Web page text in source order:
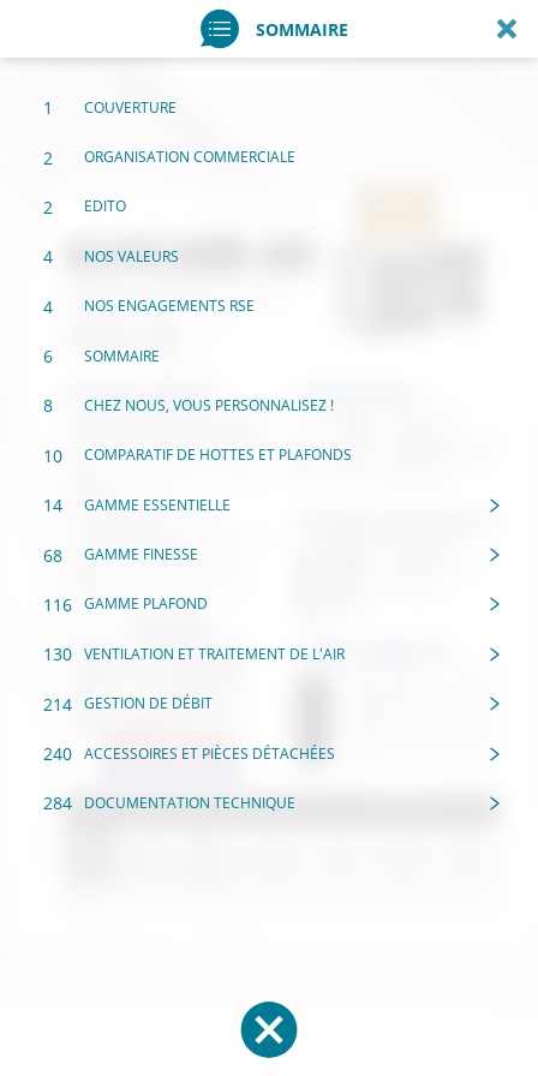
SOMMAIRE
1 COUVERTURE
2 ORGANISATION COMMERCIALE
2 EDITO
4 NOS VALEURS
4 NOS ENGAGEMENTS RSE
6 SOMMAIRE
8 CHEZ NOUS, VOUS PERSONNALISEZ !
10 COMPARATIF DE HOTTES ET PLAFONDS
14 GAMME ESSENTIELLE
68 GAMME FINESSE
116 GAMME PLAFOND
130 VENTILATION ET TRAITEMENT DE L'AIR
214 GESTION DE DÉBIT
240 ACCESSOIRES ET PIÈCES DÉTACHÉES
284 DOCUMENTATION TECHNIQUE